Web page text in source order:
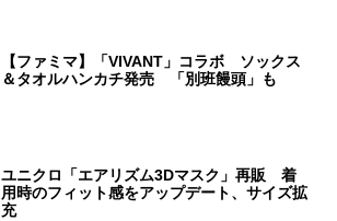
【ファミマ】「VIVANT」コラボ ソックス
＆タオルハンカチ発売 「別班饅頭」も
ユニクロ「エアリズム3Dマスク」再販 着
用時のフィット感をアップデート、サイズ拡
充